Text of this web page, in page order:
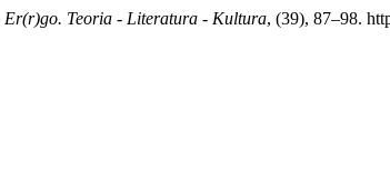
Er(r)go. Teoria - Literatura - Kultura, (39), 87–98.